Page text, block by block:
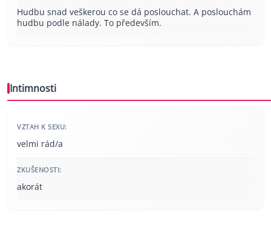
Hudbu snad veškerou co se dá poslouchat. A poslouchám
hudbu podle nálady. To především.
Intimnosti
VZTAH K SEXU:
velmi rád/a
ZKUŠENOSTI:
akorát